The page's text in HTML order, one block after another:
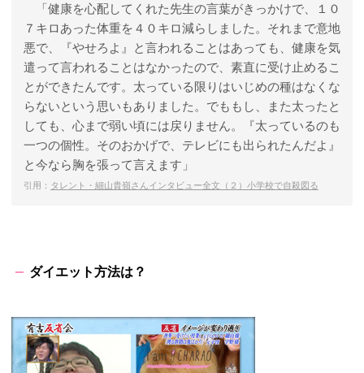
「健康を心配してくれた先生の言葉がきっかけで、１０
７キロあった体重を４０キロ減らしました。それまで意地
悪で、『やせろよ』と言われることはあっても、健康を気
遣って言われることはなかったので、素直に受け止めるこ
とができたんです。太っている限りはいじめの種はなくな
らないという思いもありました。でももし、また太ったと
しても、心まで弱い頃には戻りません。『太っているのも
一つの個性。そのおかげで、テレビにも出られたんだよ』
と今なら胸を張って言えます」
引用： タレント・細山貴嶺さんインタビュー全文（２）小学校で自殺図る
ダイエット方法は？